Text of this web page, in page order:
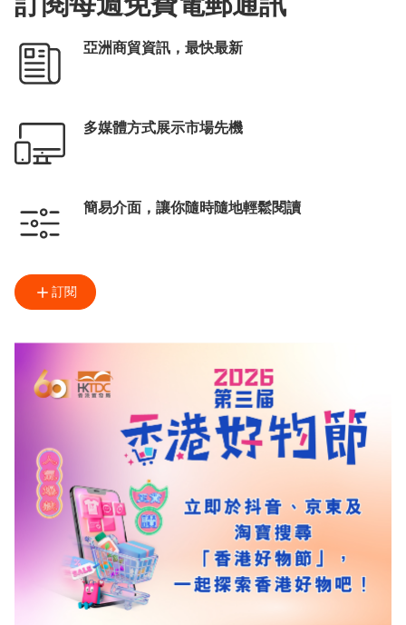
亞洲商貿資訊，最快最新
多媒體方式展示市場先機
簡易介面，讓你隨時隨地輕鬆閱讀
訂閱